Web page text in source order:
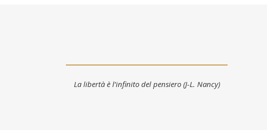
La libertà è l’infinito del pensiero (J-L. Nancy)